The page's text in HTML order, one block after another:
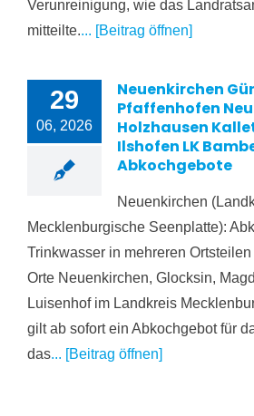
Verunreinigung, wie das
mitteilte.... [Beitrag öffnen]
29
06, 2026
Neuenkirchen
Pfaffenhofen
Holzhausen
Ilshofen LK
Abkochgebote
Neuenkirchen
Mecklenburgische Seenplatte):
Trinkwasser in mehreren
Orte Neuenkirchen, Glocksin,
Luisenhof im Landkreis
gilt ab sofort ein Abkochgebot für
das... [Beitrag öffnen]